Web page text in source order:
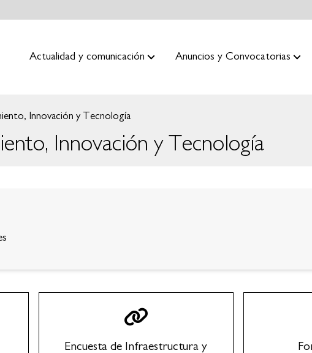
Actualidad y comunicación Anuncios y Convocatorias
Innovación y Tecnología
Innovación y Tecnología
Encuesta de Infraestructura y